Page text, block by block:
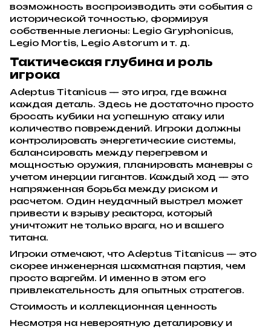
возможность воспроизводить эти события с
исторической точностью, формируя
собственные легионы: Legio Gryphonicus,
Legio Mortis, Legio Astorum и т. д.
Тактическая глубина и роль
игрока
Adeptus Titanicus — это игра, где важна
каждая деталь. Здесь не достаточно просто
бросать кубики на успешную атаку или
количество повреждений. Игроки должны
контролировать энергетические системы,
балансировать между перегревом и
мощностью оружия, планировать маневры с
учетом инерции гигантов. Каждый ход — это
напряженная борьба между риском и
расчетом. Один неудачный выстрел может
привести к взрыву реактора, который
уничтожит не только врага, но и вашего
титана.
Игроки отмечают, что Adeptus Titanicus — это
скорее инженерная шахматная партия, чем
просто варгейм. И именно в этом его
привлекательность для опытных стратегов.
Стоимость и коллекционная ценность
Несмотря на невероятную деталировку и